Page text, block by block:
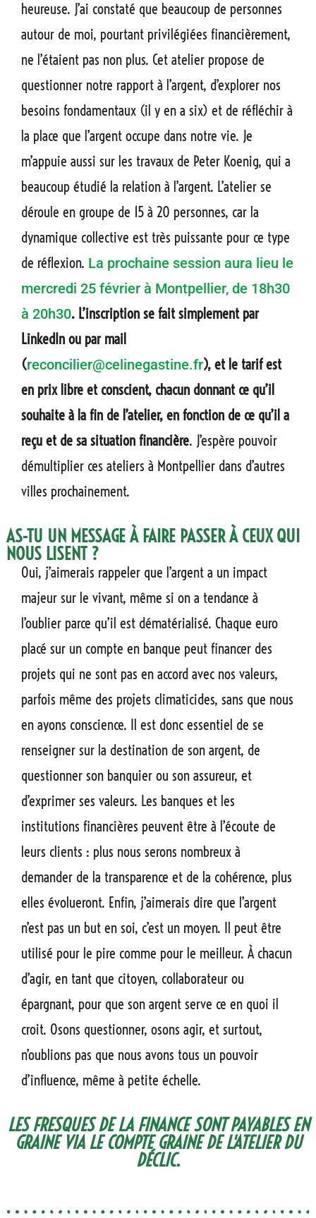
heureuse. J’ai constaté que beaucoup de personnes
autour de moi, pourtant privilégiées financièrement,
ne l’étaient pas non plus. Cet atelier propose de
questionner notre rapport à l’argent, d’explorer nos
besoins fondamentaux (il y en a six) et de réfléchir à
la place que l’argent occupe dans notre vie. Je
m’appuie aussi sur les travaux de Peter Koenig, qui a
beaucoup étudié la relation à l’argent. L’atelier se
déroule en groupe de 15 à 20 personnes, car la
dynamique collective est très puissante pour ce type
de réflexion. La prochaine session aura lieu le
mercredi 25 février à Montpellier, de 18h30
à 20h30. L’inscription se fait simplement par
LinkedIn ou par mail
(reconcilier@celinegastine.fr), et le tarif est
en prix libre et conscient, chacun donnant ce qu’il
souhaite à la fin de l’atelier, en fonction de ce qu’il a
reçu et de sa situation financière. J’espère pouvoir
démultiplier ces ateliers à Montpellier dans d’autres
villes prochainement.
AS-TU UN MESSAGE À FAIRE PASSER À CEUX QUI
NOUS LISENT ?
Oui, j’aimerais rappeler que l’argent a un impact
majeur sur le vivant, même si on a tendance à
l’oublier parce qu’il est dématérialisé. Chaque euro
placé sur un compte en banque peut financer des
projets qui ne sont pas en accord avec nos valeurs,
parfois même des projets climaticides, sans que nous
en ayons conscience. Il est donc essentiel de se
renseigner sur la destination de son argent, de
questionner son banquier ou son assureur, et
d’exprimer ses valeurs. Les banques et les
institutions financières peuvent être à l’écoute de
leurs clients : plus nous serons nombreux à
demander de la transparence et de la cohérence, plus
elles évolueront. Enfin, j’aimerais dire que l’argent
n’est pas un but en soi, c’est un moyen. Il peut être
utilisé pour le pire comme pour le meilleur. À chacun
d’agir, en tant que citoyen, collaborateur ou
épargnant, pour que son argent serve ce en quoi il
croit. Osons questionner, osons agir, et surtout,
n’oublions pas que nous avons tous un pouvoir
d’influence, même à petite échelle.
LES FRESQUES DE LA FINANCE SONT PAYABLES EN
GRAINE VIA LE COMPTE GRAINE DE L'ATELIER DU
DÉCLIC.